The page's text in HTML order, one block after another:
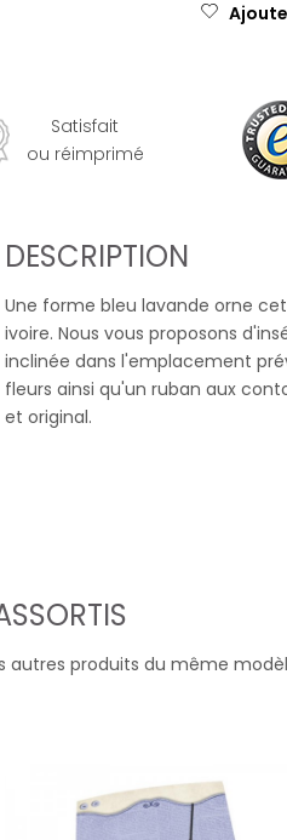
Satisfait
ou réimprimé
DESCRIPTION
Une forme bleu lavande orne
ivoire. Nous vous proposons
inclinée dans l'emplacement
fleurs ainsi qu'un ruban aux
et original.
produits du même